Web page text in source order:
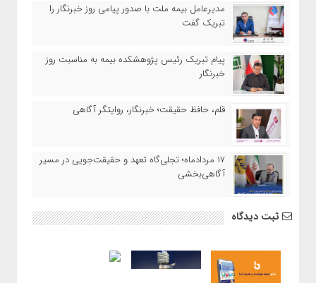
مدیرعامل بیمه ملت با صدور پیامی روز خبرنگار را
تبریک گفت
پیام تبریک رئیس پژوهشکده بیمه به مناسبت روز
خبرنگار
قلم، حافظ حقیقت؛ خبرنگار، روایتگر آگاهی
۱۷ مردادماه‌؛ تجلی‌گاه تعهد و حقیقت‌جویی در مسیر
آگاهی‌بخشی
ثبت دیدگاه